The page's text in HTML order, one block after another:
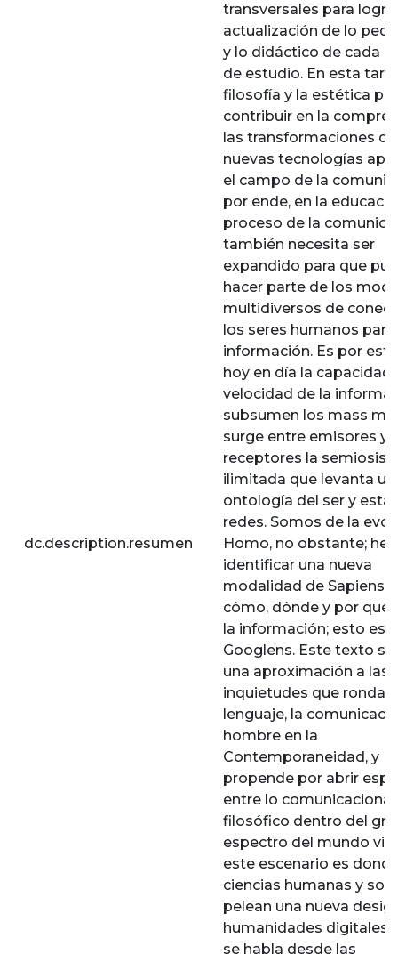
dc.description.resumen
transversales para
actualización de lo
y lo didáctico de cada
de estudio. En esta
filosofía y la estética
contribuir en la
las transformaciones
nuevas tecnologías
el campo de la
por ende, en la
proceso de la
también necesita ser
expandido para que
hacer parte de los
multidiversos de
los seres humanos
información. Es por
hoy en día la capacidad
velocidad de la
subsumen los mass
surge entre emisores y
receptores la semiosis
ilimitada que levanta
ontología del ser y
redes. Somos de la
Homo, no obstante;
identificar una nueva
modalidad de Sapiens:
cómo, dónde y por qué
la información; esto es
Googlens. Este texto
una aproximación a las
inquietudes que rondan
lenguaje, la
hombre en la
Contemporaneidad, y
propende por abrir
entre lo comunicacional
filosófico dentro del
espectro del mundo
este escenario es
ciencias humanas y
pelean una nueva
humanidades digitales.
se habla desde las